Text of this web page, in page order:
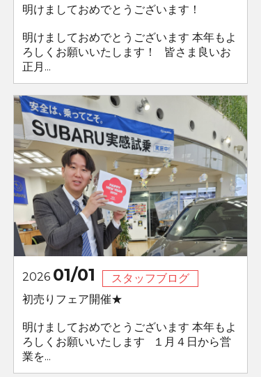
明けましておめでとうございます！
明けましておめでとうございます 本年もよ
ろしくお願いいたします！ 皆さま良いお
正月...
2026 01/01
スタッフブログ
初売りフェア開催★
明けましておめでとうございます 本年もよ
ろしくお願いいたします １月４日から営
業を...